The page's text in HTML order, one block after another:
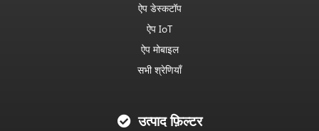
ऐप डेस्कटॉप
ऐप IoT
ऐप मोबाइल
सभी श्रेणियाँ
उत्पाद फ़िल्टर